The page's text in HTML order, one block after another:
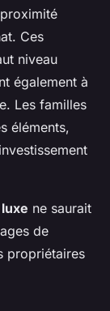
Ces
niveau
également à
Les familles
éléments,
ne saurait
de
propriétaires